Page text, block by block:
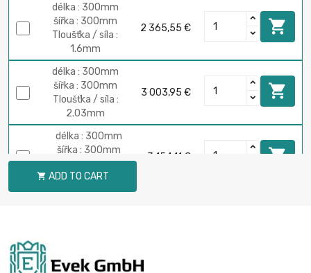
délka : 300mm
šířka : 300mm
Tloušťka / síla :
1.6mm
2 365,55 € 
délka : 300mm
šířka : 300mm
Tloušťka / síla :
2.03mm
3 003,95 € 
délka : 300mm
šířka : 300mm
Tloušťka / síla :
2.13mm
3 154,11 € 
délka : 200mm
 ADD TO CART